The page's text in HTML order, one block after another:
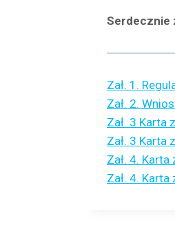
Serdecznie
Zał. 1.
Zał. 2.
Zał. 3 Karta
Zał. 3 Karta
Zał. 4.
Zał. 4.